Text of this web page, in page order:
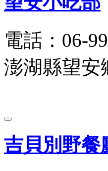
電話：06-
澎湖縣望安
吉貝別野餐